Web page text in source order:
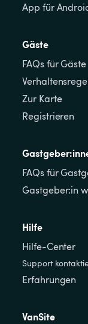
App für
Gäste
FAQs für Gäste
Zur Karte
Registrieren
FAQs für
Gastgeber:in
Hilfe
Hilfe-Center
Support
Erfahrungen
VanSite